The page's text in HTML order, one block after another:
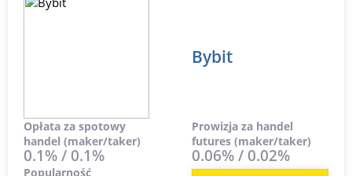
Bybit
Opłata za spotowy
handel (maker/taker)
0.1% / 0.1%
Prowizja za handel
futures (maker/taker)
0.06% / 0.02%
Popularność